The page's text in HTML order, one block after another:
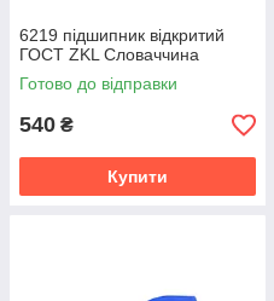
6219 підшипник відкритий
ГОСТ ZKL Словаччина
Готово до відправки
540 ₴
Купити